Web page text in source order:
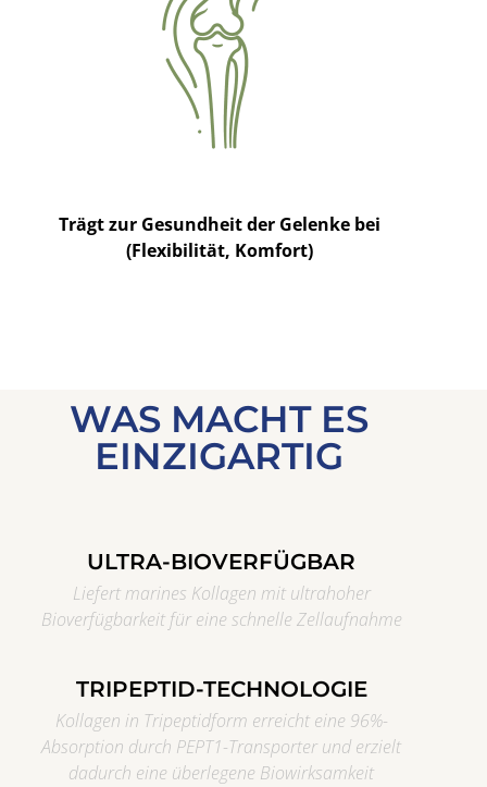
Trägt zur Gesundheit der Gelenke bei
(Flexibilität, Komfort)
WAS MACHT ES
EINZIGARTIG
ULTRA-BIOVERFÜGBAR
Liefert marines Kollagen mit ultrahoher
Bioverfügbarkeit für eine schnelle Zellaufnahme
TRIPEPTID-TECHNOLOGIE
Kollagen in Tripeptidform erreicht eine 96%-
Absorption durch PEPT1-Transporter und erzielt
dadurch eine überlegene Biowirksamkeit